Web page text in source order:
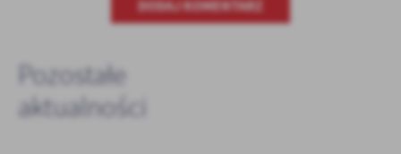
DODAJ KOMENTARZ
Pozostałe
aktualności